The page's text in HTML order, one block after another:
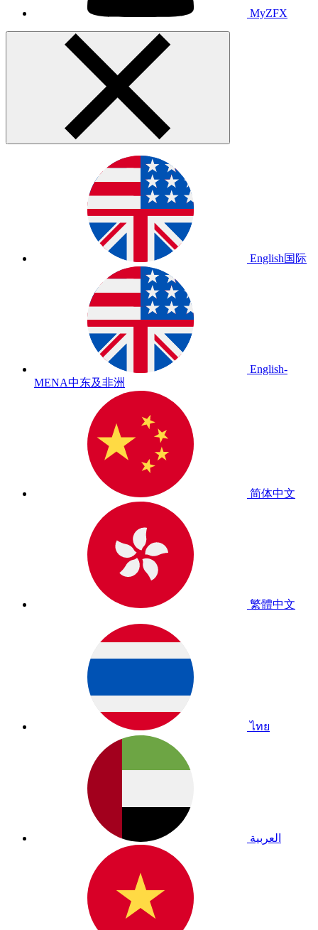
MyZFX
English国际
English-
MENA中东及非洲
简体中文
繁體中文
ไทย
العربية